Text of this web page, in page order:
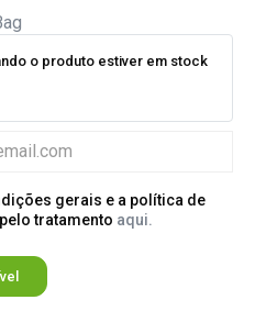
o produto estiver em stock
gerais e a política de
tratamento aqui.